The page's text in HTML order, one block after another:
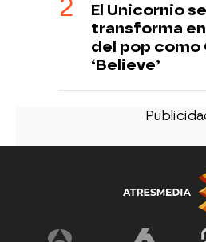
El Unicornio se
transforma
del pop como
‘Believe’